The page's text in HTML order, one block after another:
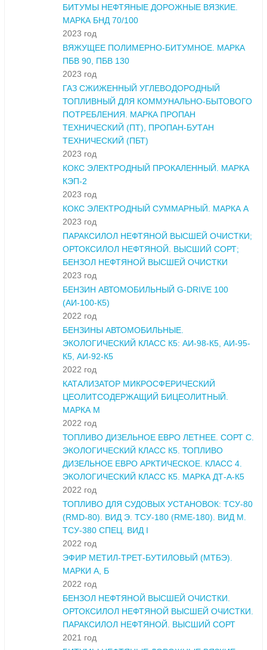
БИТУМЫ НЕФТЯНЫЕ ДОРОЖНЫЕ ВЯЗКИЕ.
МАРКА БНД 70/100
2023 год
ВЯЖУЩЕЕ ПОЛИМЕРНО-БИТУМНОЕ. МАРКА
ПБВ 90, ПБВ 130
2023 год
ГАЗ СЖИЖЕННЫЙ УГЛЕВОДОРОДНЫЙ
ТОПЛИВНЫЙ ДЛЯ КОММУНАЛЬНО-БЫТОВОГО
ПОТРЕБЛЕНИЯ. МАРКА ПРОПАН
ТЕХНИЧЕСКИЙ (ПТ), ПРОПАН-БУТАН
ТЕХНИЧЕСКИЙ (ПБТ)
2023 год
КОКС ЭЛЕКТРОДНЫЙ ПРОКАЛЕННЫЙ. МАРКА
КЭП-2
2023 год
КОКС ЭЛЕКТРОДНЫЙ СУММАРНЫЙ. МАРКА А
2023 год
ПАРАКСИЛОЛ НЕФТЯНОЙ ВЫСШЕЙ ОЧИСТКИ;
ОРТОКСИЛОЛ НЕФТЯНОЙ. ВЫСШИЙ СОРТ;
БЕНЗОЛ НЕФТЯНОЙ ВЫСШЕЙ ОЧИСТКИ
2023 год
БЕНЗИН АВТОМОБИЛЬНЫЙ G-DRIVE 100
(АИ-100-К5)
2022 год
БЕНЗИНЫ АВТОМОБИЛЬНЫЕ.
ЭКОЛОГИЧЕСКИЙ КЛАСС К5: АИ-98-К5, АИ-95-
К5, АИ-92-К5
2022 год
КАТАЛИЗАТОР МИКРОСФЕРИЧЕСКИЙ
ЦЕОЛИТСОДЕРЖАЩИЙ БИЦЕОЛИТНЫЙ.
МАРКА М
2022 год
ТОПЛИВО ДИЗЕЛЬНОЕ ЕВРО ЛЕТНЕЕ. СОРТ С.
ЭКОЛОГИЧЕСКИЙ КЛАСС К5. ТОПЛИВО
ДИЗЕЛЬНОЕ ЕВРО АРКТИЧЕСКОЕ. КЛАСС 4.
ЭКОЛОГИЧЕСКИЙ КЛАСС К5. МАРКА ДТ-А-К5
2022 год
ТОПЛИВО ДЛЯ СУДОВЫХ УСТАНОВОК: ТСУ-80
(RMD-80). ВИД Э. ТСУ-180 (RME-180). ВИД М.
ТСУ-380 СПЕЦ. ВИД I
2022 год
ЭФИР МЕТИЛ-ТРЕТ-БУТИЛОВЫЙ (МТБЭ).
МАРКИ А, Б
2022 год
БЕНЗОЛ НЕФТЯНОЙ ВЫСШЕЙ ОЧИСТКИ.
ОРТОКСИЛОЛ НЕФТЯНОЙ ВЫСШЕЙ ОЧИСТКИ.
ПАРАКСИЛОЛ НЕФТЯНОЙ. ВЫСШИЙ СОРТ
2021 год